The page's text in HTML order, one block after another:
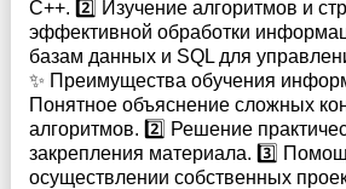
С++. 2️⃣ Изучение алгоритмов и
эффективной обработки
базам данных и SQL для
✨ Преимущества обучения
Понятное объяснение сложных
алгоритмов. 2️⃣ Решение
закрепления материала. 3️⃣
осуществлении собственных